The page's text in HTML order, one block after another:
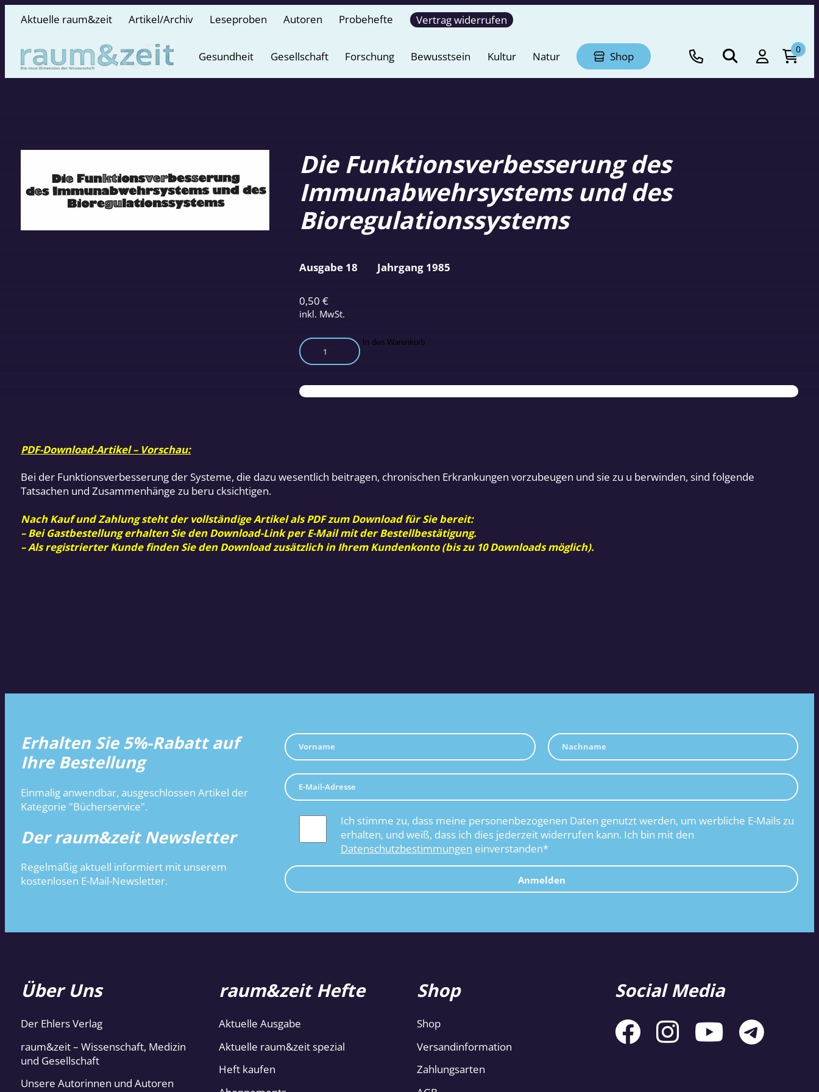
Aktuelle raum&zeit Artikel/Archiv Leseproben Autoren Probehefte Vertrag widerrufen
Gesundheit Gesellschaft Forschung Bewusstsein Kultur Natur Shop
0
Die Funktionsverbesserung des
Immunabwehrsystems und des
Bioregulationssystems
0,50 €
inkl. MwSt.
Die
Funktionsverbesserung
Immunabwehrsystems
und
In den Warenkorb
Ausgabe 18 Jahrgang 1985
PDF-Download-Artikel – Vorschau:
Bei der Funktionsverbesserung der Systeme, die dazu wesentlich beitragen, chronischen Erkrankungen vorzubeugen und sie zu u berwinden, sind folgende
Tatsachen und Zusammenhänge zu beru cksichtigen.
Nach Kauf und Zahlung steht der vollständige Artikel als PDF zum Download für Sie bereit:
– Bei Gastbestellung erhalten Sie den Download-Link per E-Mail mit der Bestellbestätigung.
– Als registrierter Kunde finden Sie den Download zusätzlich in Ihrem Kundenkonto (bis zu 10 Downloads möglich).
Erhalten Sie 5%-Rabatt auf
Ihre Bestellung
Einmalig anwendbar, ausgeschlossen Artikel der
Kategorie "Bücherservice".
Der raum&zeit Newsletter
Regelmäßig aktuell informiert mit unserem
kostenlosen E-Mail-Newsletter.
Ich stimme zu, dass meine personenbezogenen Daten genutzt werden, um werbliche E-Mails zu
erhalten, und weiß, dass ich dies jederzeit widerrufen kann. Ich bin mit den
Datenschutzbestimmungen einverstanden*
Anmelden
Über Uns
Der Ehlers Verlag
raum&zeit – Wissenschaft, Medizin
und Gesellschaft
Unsere Autorinnen und Autoren
raum&zeit Hefte
Aktuelle Ausgabe
Aktuelle raum&zeit spezial
Heft kaufen
Shop
Shop
Versandinformation
Zahlungsarten
Social Media